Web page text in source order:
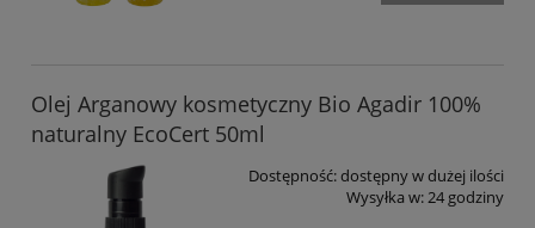
Olej Arganowy kosmetyczny Bio Agadir 100%
naturalny EcoCert 50ml
Dostępność:dostępny w dużej ilości
Wysyłka w:24 godziny